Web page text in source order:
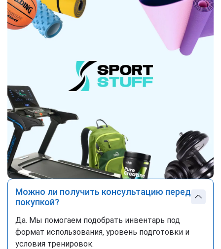
Можно ли получить консультацию перед
покупкой?
Да. Мы помогаем подобрать инвентарь под
формат использования, уровень подготовки и
условия тренировок.